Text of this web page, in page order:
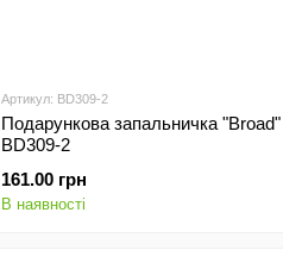
Артикул: BD309-2
Подарункова запальничка
BD309-2
161.00 грн
В наявності